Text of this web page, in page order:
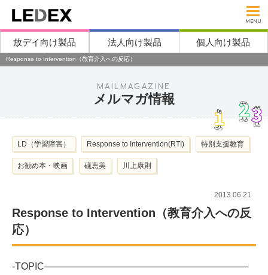
MENU
放デイ向け製品 法人向け製品 個人向け製品
Response to Intervention（教育介入への反応）
MAILMAGAZINE
メルマガ情報
LD（学習障害） Response to Intervention(RTI) 特別支援教育
お勧め本・映画 礒恵美 川上康則
2013.06.21
Response to Intervention（教育介入への反
応）
-TOPIC───────────────────────────────